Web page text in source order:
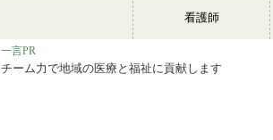
看護師
一言PR
チーム力で地域の医療と福祉に貢献します